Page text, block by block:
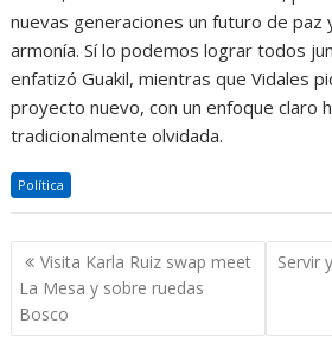
nuevas generaciones un futuro de paz
armonía. Sí lo podemos lograr todos
enfatizó Guakil, mientras que Vidales
proyecto nuevo, con un enfoque claro
tradicionalmente olvidada.
Política
Navegación
de
entradas
Visita Karla Ruiz swap meet
La Mesa y sobre ruedas
Bosco
Servir